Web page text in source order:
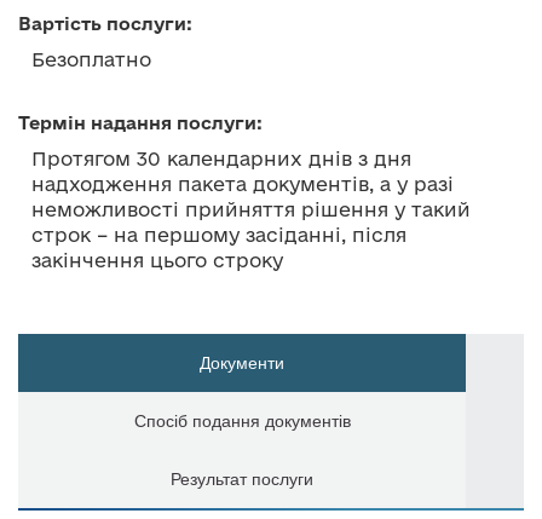
Вартість послуги:
Безоплатно
Термін надання послуги:
Протягом 30 календарних днів з дня
надходження пакета документів, а у разі
неможливості прийняття рішення у такий
строк – на першому засіданні, після
закінчення цього строку
Документи
Спосіб подання документів
Результат послуги